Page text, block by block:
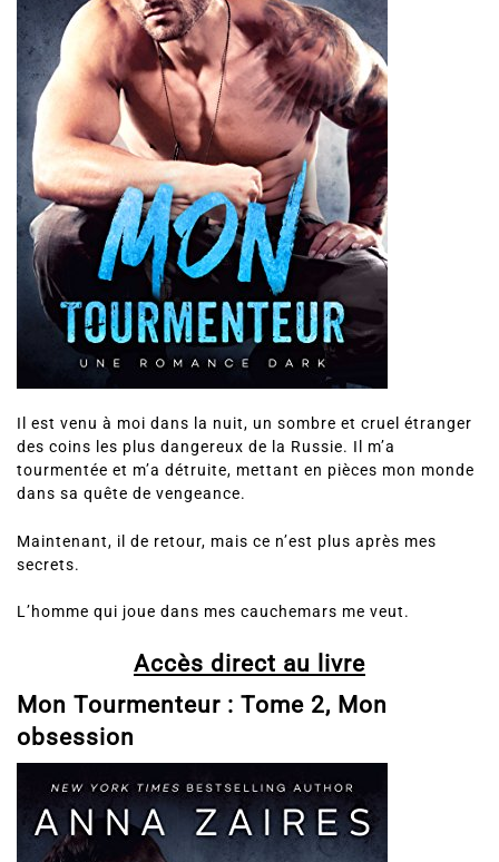
Il est venu à moi dans la nuit, un sombre et cruel étranger
des coins les plus dangereux de la Russie. Il m’a
tourmentée et m’a détruite, mettant en pièces mon monde
dans sa quête de vengeance.
Maintenant, il de retour, mais ce n’est plus après mes
secrets.
L’homme qui joue dans mes cauchemars me veut.
Accès direct au livre
Mon Tourmenteur : Tome 2, Mon
obsession